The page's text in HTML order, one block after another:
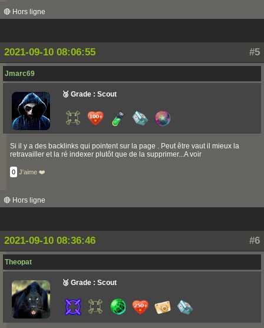
🔴 Hors ligne
#5
2021-09-10 08:06:55
Jmarc69
🥉 Grade : Scout
Si il y a des backlinks qui pointent sur la page . Peut être vaut il mieux la
retravailler et la ré indexer plutôt que de la supprimer...A voir
0 J'aime ❤️
🔴 Hors ligne
#6
2021-09-10 08:36:46
Theopat
🥉 Grade : Scout